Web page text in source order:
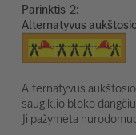
Parinktis
Alternatyvus
Alternatyvus
saugiklio bloko
Ji pažymėta